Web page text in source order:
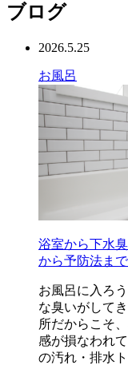
ブログ
2026.5.25
お風呂
浴室から下水
から予防法ま
お風呂に入ろ
な臭いがして
所だからこそ
感が損なわれ
の汚れ・排水